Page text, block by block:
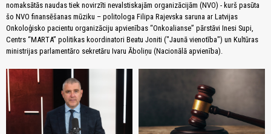
nomaksātās naudas tiek novirzīti nevalstiskajām organizācijām (NVO) - kurš pasūta
šo NVO finansēšanas mūziku – politologa Filipa Rajevska saruna ar Latvijas
Onkoloģisko pacientu organizāciju apvienības “Onkoalianse” pārstāvi Inesi Supi,
Centrs “MARTA” politikas koordinatori Beatu Joniti ("Jaunā vienotība") un Kultūras
ministrijas parlamentāro sekretāru Ivaru Āboliņu (Nacionālā apvienība).